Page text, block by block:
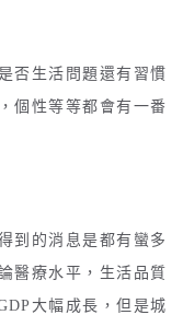
否生活問題還有習慣
個性等等都會有一番
到的消息是都有蠻多
醫療水平，生活品質
大幅成長，但是城